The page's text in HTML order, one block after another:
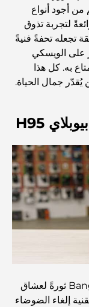
التوازن
المساحات
واضحة لمشتري
الزمن
أجود أنواع
لتجربة تذوق
تجعله تحفةً فنيةً
على الويسكي
به. كل هذا
يُقدّر جمال الحياة.
تُعدّ سماعات Bang & Olufsen Beoplay H95 ثورةً لعشاق
إلغاء الضوضاء